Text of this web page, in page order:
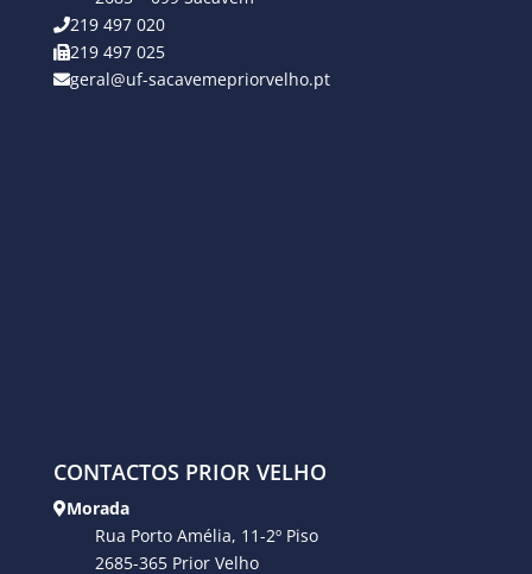
219 497 020
219 497 025
geral@uf-sacavemepriorvelho.pt
CONTACTOS PRIOR VELHO
Morada
Rua Porto Amélia, 11-2º Piso
2685-365 Prior Velho